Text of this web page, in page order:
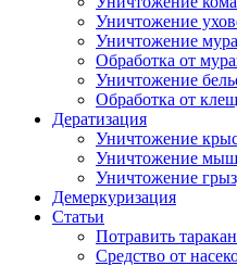
Уничтожение
Уничтожение
Обработка от
Уничтожение
Обработка от
Дератизация
Уничтожение
Уничтожение
Уничтожение
Демеркуризация
Статьи
Потравить
Средство от